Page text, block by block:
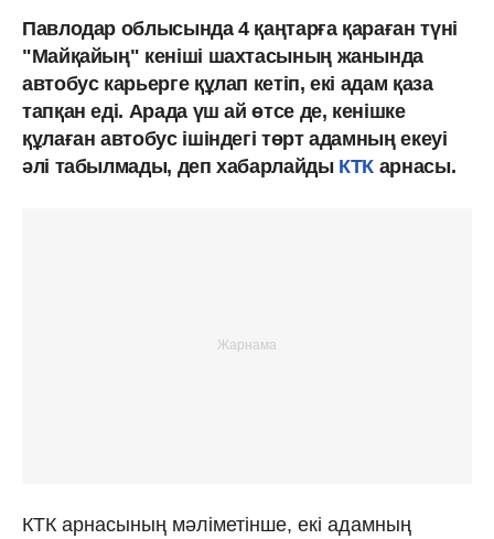
Павлодар облысында 4 қаңтарға қараған түні
"Майқайың" кеніші шахтасының жанында
автобус карьерге құлап кетіп, екі адам қаза
тапқан еді. Арада үш ай өтсе де, кенішке
құлаған автобус ішіндегі төрт адамның екеуі
әлі табылмады, деп хабарлайды КТК арнасы.
КТК арнасының мәліметінше, екі адамның